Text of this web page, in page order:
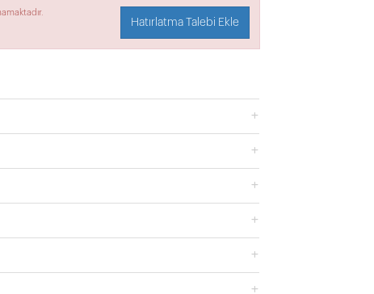
Hatırlatma Talebi Ekle